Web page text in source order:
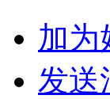
加为
发送